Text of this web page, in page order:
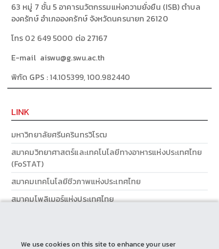
63 หมู่ 7 ชั้น 5 อาคารนวัตกรรมแห่งความยั่งยืน (ISB) ตำบล
องครักษ์ อำเภอองครักษ์ จังหวัดนครนายก 26120
โทร 02 649 5000 ต่อ 27167
E-mail aiswu@g.swu.ac.th
พิกัด GPS :14.105399, 100.982440
LINK
มหาวิทยาลัยศรีนครินทรวิโรฒ
สมาคมวิทยาศาสตร์และเทคโนโลยีทางอาหารแห่งประเทศไทย
(FoSTAT)
สมาคมเทคโนโลยีชีวภาพแห่งประเทศไทย
สมาคมโพลิเมอร์แห่งประเทศไทย
We use cookies on this site to enhance your user